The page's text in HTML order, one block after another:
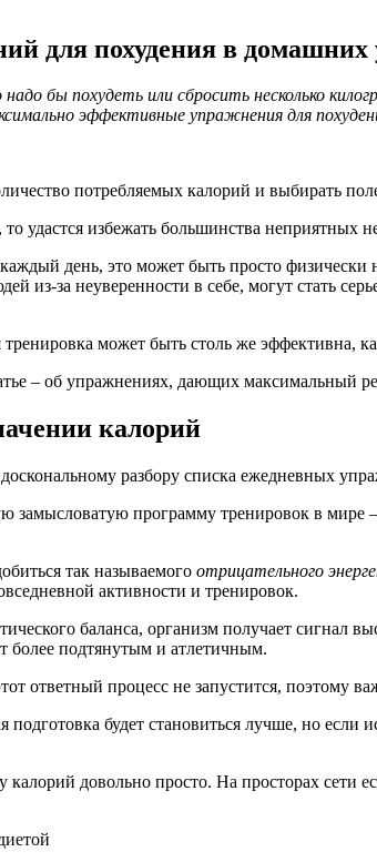
для похудения в
бы похудеть или сбросить несколько
эффективные упражнения для
потребляемых калорий и выбирать
удастся избежать большинства неприятных
день, это может быть просто
из-за неуверенности в себе, могут стать
может быть столь же эффективна,
– об упражнениях, дающих максимальный
калорий
разбору списка ежедневных
программу тренировок в мире –
так называемого отрицательного
активности и тренировок.
баланса, организм получает
более подтянутым и атлетичным.
ответный процесс не запустится, поэтому
будет становиться лучше, но если
довольно просто. На просторах сети